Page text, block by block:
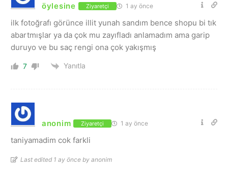
öylesine Ziyaretçi 1 ay önce
ilk fotoğrafı görünce illit yunah sandım bence shopu bi tık
abartmışlar ya da çok mu zayıfladı anlamadım ama garip
duruyo ve bu saç rengi ona çok yakışmış
7 Yanıtla
anonim Ziyaretçi 1 ay önce
taniyamadim cok farkli
Last edited 1 ay önce by anonim